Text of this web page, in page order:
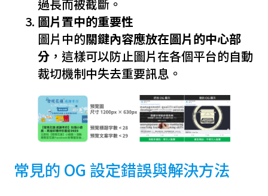
過長而被截斷。
圖片置中的重要性
圖片中的關鍵內容應放在圖片的中心部
分 ，這樣可以防止圖片在各個平台的自動
裁切機制中失去重要訊息。
常見的 OG 設定錯誤與解決方法